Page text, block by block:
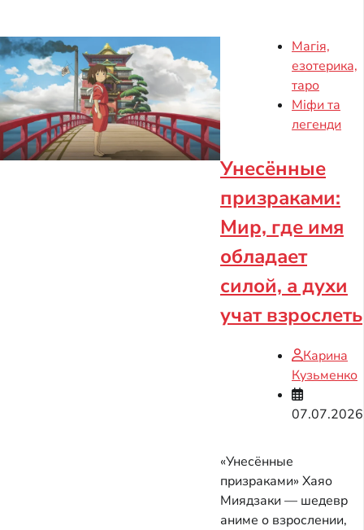
Магія,
езотерика,
таро
Міфи та
легенди
Унесённые
призраками:
Мир, где имя
обладает
силой, а духи
учат взрослеть
Карина
Кузьменко
07.07.2026
«Унесённые
призраками» Хаяо
Миядзаки — шедевр
аниме о взрослении,